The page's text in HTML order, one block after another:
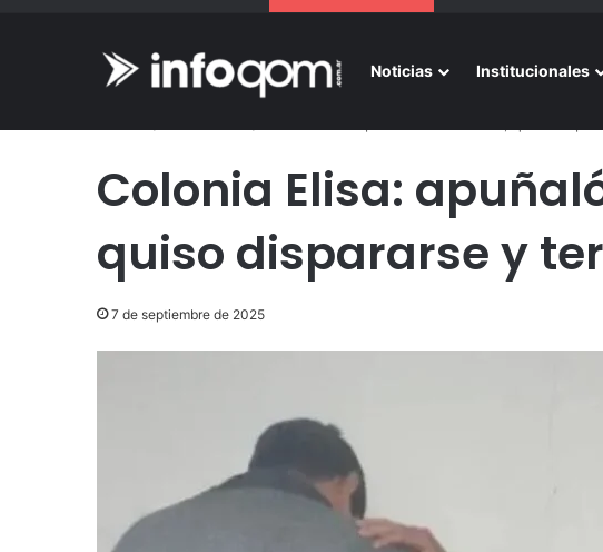
Noticias Institucionales
Colonia Elisa:
quiso dispararse y
7 de septiembre de 2025